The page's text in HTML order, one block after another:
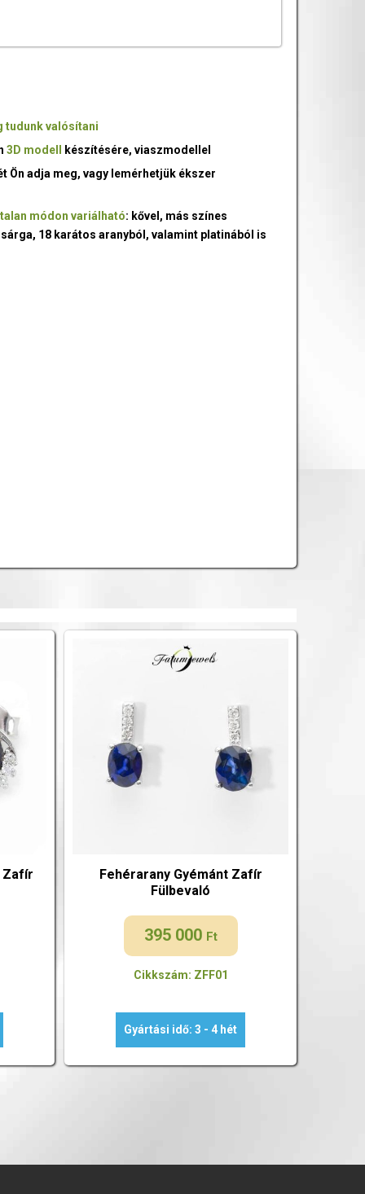
tudunk valósítani
3D modell
készítésére, viaszmodellel
Ön adja meg, vagy lemérhetjük ékszer
módon variálható: kővel, más színes
18 karátos aranyból, valamint platinából is
Zafír
Fehérarany Gyémánt Zafír
Fülbevaló
395 000 Ft
Cikkszám: ZFF01
Gyártási idő: 3 - 4 hét